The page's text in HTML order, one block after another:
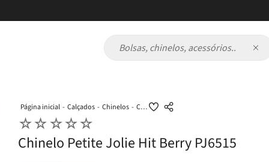
Bolsas, chinelos, acessórios...
Calçados Chinelos Chinelo Petite Jolie Hit Berry PJ6515
☆☆☆☆☆
Chinelo Petite Jolie Hit Berry PJ6515